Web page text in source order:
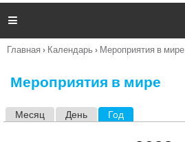
п

Вы
Главная › Календарь › Мероприятия в мире
Мероприятия в мире
Месяц День Год